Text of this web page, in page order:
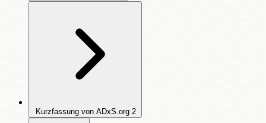
Kurzfassung von ADxS.org 2